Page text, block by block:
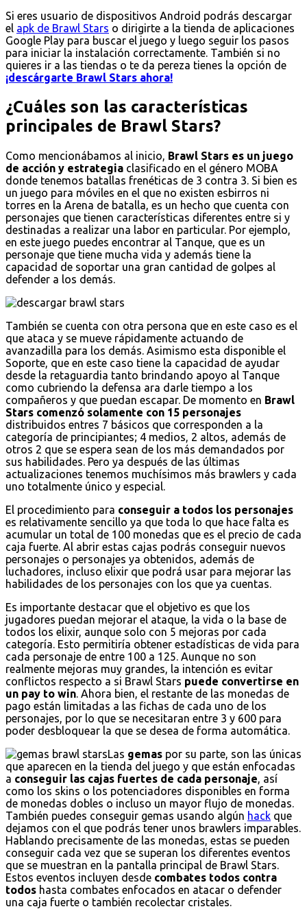
Si eres usuario de dispositivos Android podrás descargar
el apk de Brawl Stars o dirigirte a la tienda de aplicaciones
Google Play para buscar el juego y luego seguir los pasos
para iniciar la instalación correctamente. También si no
quieres ir a las tiendas o te da pereza tienes la opción de
¡descárgarte Brawl Stars ahora!
¿Cuáles son las características
principales de Brawl Stars?
Como mencionábamos al inicio, Brawl Stars es un juego
de acción y estrategia clasificado en el género MOBA
donde tenemos batallas frenéticas de 3 contra 3. Si bien es
un juego para móviles en el que no existen esbirros ni
torres en la Arena de batalla, es un hecho que cuenta con
personajes que tienen características diferentes entre si y
destinadas a realizar una labor en particular. Por ejemplo,
en este juego puedes encontrar al Tanque, que es un
personaje que tiene mucha vida y además tiene la
capacidad de soportar una gran cantidad de golpes al
defender a los demás.
También se cuenta con otra persona que en este caso es el
que ataca y se mueve rápidamente actuando de
avanzadilla para los demás. Asimismo esta disponible el
Soporte, que en este caso tiene la capacidad de ayudar
desde la retaguardia tanto brindando apoyo al Tanque
como cubriendo la defensa ara darle tiempo a los
compañeros y que puedan escapar. De momento en Brawl
Stars comenzó solamente con 15 personajes
distribuidos entres 7 básicos que corresponden a la
categoría de principiantes; 4 medios, 2 altos, además de
otros 2 que se espera sean de los más demandados por
sus habilidades. Pero ya después de las últimas
actualizaciones tenemos muchísimos más brawlers y cada
uno totalmente único y especial.
El procedimiento para conseguir a todos los personajes
es relativamente sencillo ya que toda lo que hace falta es
acumular un total de 100 monedas que es el precio de cada
caja fuerte. Al abrir estas cajas podrás conseguir nuevos
personajes o personajes ya obtenidos, además de
luchadores, incluso elixir que podrá usar para mejorar las
habilidades de los personajes con los que ya cuentas.
Es importante destacar que el objetivo es que los
jugadores puedan mejorar el ataque, la vida o la base de
todos los elixir, aunque solo con 5 mejoras por cada
categoría. Esto permitiría obtener estadísticas de vida para
cada personaje de entre 100 a 125. Aunque no son
realmente mejoras muy grandes, la intención es evitar
conflictos respecto a si Brawl Stars puede convertirse en
un pay to win . Ahora bien, el restante de las monedas de
pago están limitadas a las fichas de cada uno de los
personajes, por lo que se necesitaran entre 3 y 600 para
poder desbloquear la que se desea de forma automática.
Las gemas por su parte, son las únicas
que aparecen en la tienda del juego y que están enfocadas
a conseguir las cajas fuertes de cada personaje , así
como los skins o los potenciadores disponibles en forma
de monedas dobles o incluso un mayor flujo de monedas.
También puedes conseguir gemas usando algún hack que
dejamos con el que podrás tener unos brawlers imparables.
Hablando precisamente de las monedas, estas se pueden
conseguir cada vez que se superan los diferentes eventos
que se muestran en la pantalla principal de Brawl Stars.
Estos eventos incluyen desde combates todos contra
todos hasta combates enfocados en atacar o defender
una caja fuerte o también recolectar cristales.